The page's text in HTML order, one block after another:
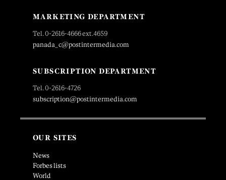
MARKETING DEPARTMENT
Tel. 0-2616-4666 ext.4659
panada_c@postintermedia.com
SUBSCRIPTION DEPARTMENT
Tel. 0-2616-4726
subscription@postintermedia.com
OUR SITES
News
Forbes lists
World